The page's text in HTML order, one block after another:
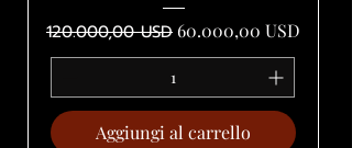
Prezzo regolare
120.000,00 USDPrezzo scontato
60.000,00 USD
Aggiungi al carrello